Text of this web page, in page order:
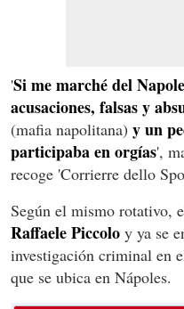
'Si me marché del
acusaciones, falsas y
(mafia napolitana) y un
participaba en orgías',
recoge 'Corrierre dello
Según el mismo rotativo,
Raffaele Piccolo y ya se
investigación criminal en
que se ubica en Nápoles.